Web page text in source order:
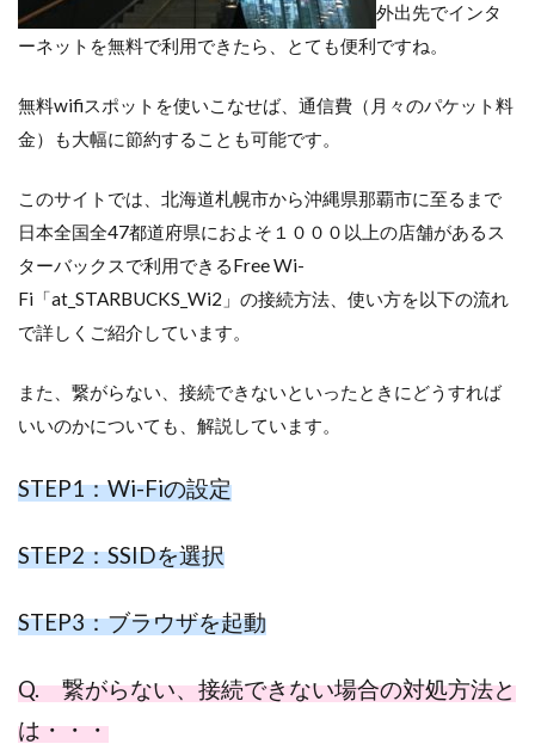
外出先でインタ
ーネットを無料で利用できたら、とても便利ですね。
無料wifiスポットを使いこなせば、通信費（月々のパケット料
金）も大幅に節約することも可能です。
このサイトでは、北海道札幌市から沖縄県那覇市に至るまで
日本全国全47都道府県におよそ１０００以上の店舗があるス
ターバックスで利用できるFree Wi-
Fi「at_STARBUCKS_Wi2」の接続方法、使い方を以下の流れ
で詳しくご紹介しています。
また、繋がらない、接続できないといったときにどうすれば
いいのかについても、解説しています。
STEP1：Wi-Fiの設定
STEP2：SSIDを選択
STEP3：ブラウザを起動
Q. 繋がらない、接続できない場合の対処方法と
は・・・